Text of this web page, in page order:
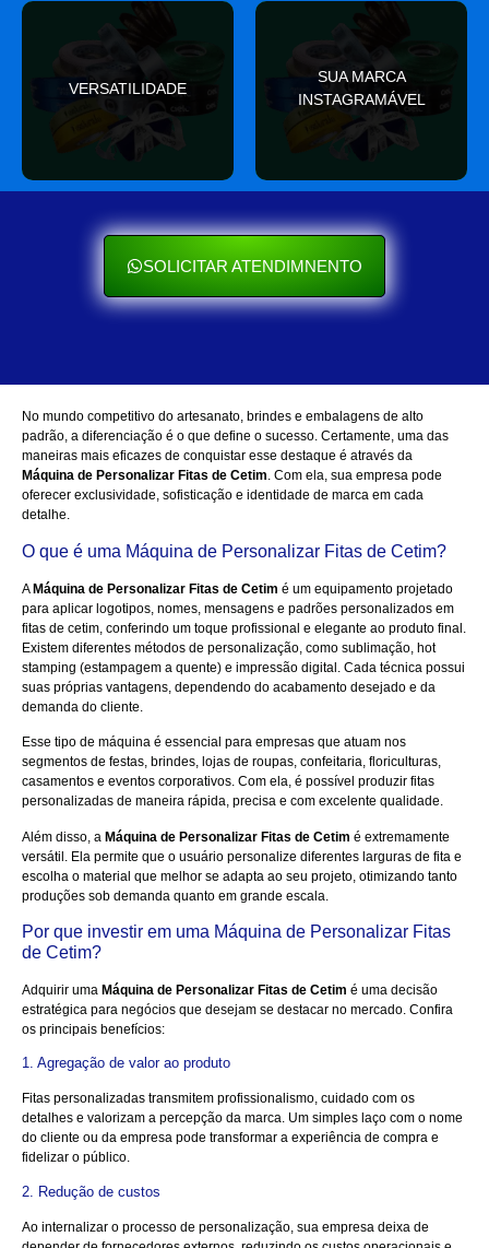
VERSATILIDADE
Se encaixa em qualquer
ocasião e sempre agrega
valor
SUA MARCA
INSTAGRAMÁVEL
Seu cliente ama mostrar
nas redes sociais
SOLICITAR ATENDIMNENTO
No mundo competitivo do artesanato, brindes e embalagens de alto
padrão, a diferenciação é o que define o sucesso. Certamente, uma das
maneiras mais eficazes de conquistar esse destaque é através da
Máquina de Personalizar Fitas de Cetim. Com ela, sua empresa pode
oferecer exclusividade, sofisticação e identidade de marca em cada
detalhe.
O que é uma Máquina de Personalizar Fitas de Cetim?
AMáquina de Personalizar Fitas de Cetim é um equipamento projetado
para aplicar logotipos, nomes, mensagens e padrões personalizados em
fitas de cetim, conferindo um toque profissional e elegante ao produto final.
Existem diferentes métodos de personalização, como sublimação, hot
stamping (estampagem a quente) e impressão digital. Cada técnica possui
suas próprias vantagens, dependendo do acabamento desejado e da
demanda do cliente.
Esse tipo de máquina é essencial para empresas que atuam nos
segmentos de festas, brindes, lojas de roupas, confeitaria, floriculturas,
casamentos e eventos corporativos. Com ela, é possível produzir fitas
personalizadas de maneira rápida, precisa e com excelente qualidade.
Além disso, a Máquina de Personalizar Fitas de Cetim é extremamente
versátil. Ela permite que o usuário personalize diferentes larguras de fita e
escolha o material que melhor se adapta ao seu projeto, otimizando tanto
produções sob demanda quanto em grande escala.
Por que investir em uma Máquina de Personalizar Fitas
de Cetim?
Adquirir uma Máquina de Personalizar Fitas de Cetim é uma decisão
estratégica para negócios que desejam se destacar no mercado. Confira
os principais benefícios:
1. Agregação de valor ao produto
Fitas personalizadas transmitem profissionalismo, cuidado com os
detalhes e valorizam a percepção da marca. Um simples laço com o nome
do cliente ou da empresa pode transformar a experiência de compra e
fidelizar o público.
2. Redução de custos
Ao internalizar o processo de personalização, sua empresa deixa de